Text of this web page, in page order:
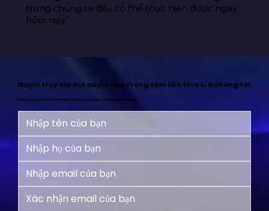
trong chúng ta đều có thể thực hiện được ngay
hôm nay.”
Quyền truy cập độc quyền vào Trung tâm kiến thức của chúng tôi
Đăng ký ngay và bắt đầu hành trình đến với cuộc sống hạnh phúc và viên mãn hơn!